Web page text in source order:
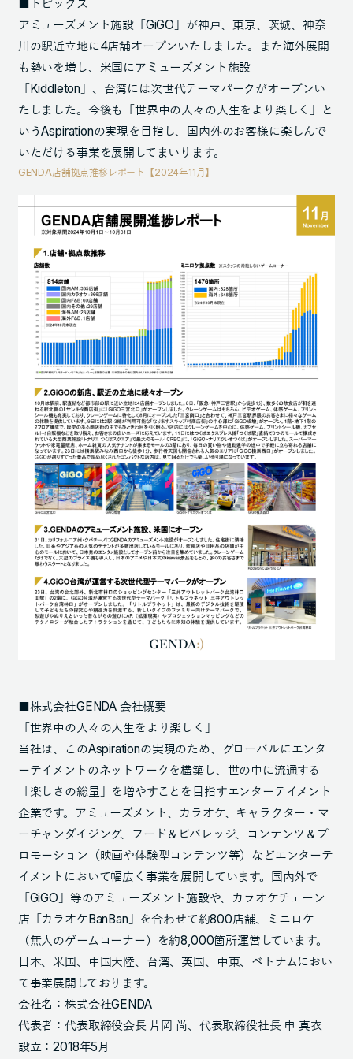
■トピックス
アミューズメント施設「GiGO」が神戸、東京、茨城、神奈
川の駅近立地に4店舗オープンいたしました。また海外展開
も勢いを増し、米国にアミューズメント施設
「Kiddleton」、台湾には次世代テーマパークがオープンい
たしました。今後も「世界中の人々の人生をより楽しく」と
いうAspirationの実現を目指し、国内外のお客様に楽しんで
いただける事業を展開してまいります。
GENDA店舗拠点推移レポート【2024年11月】
■株式会社GENDA 会社概要
「世界中の人々の人生をより楽しく」
当社は、このAspirationの実現のため、グローバルにエンタ
ーテイメントのネットワークを構築し、世の中に流通する
「楽しさの総量」を増やすことを目指すエンターテイメント
企業です。アミューズメント、カラオケ、キャラクター・マ
ーチャンダイジング、フード＆ビバレッジ、コンテンツ＆プ
ロモーション（映画や体験型コンテンツ等）などエンターテ
イメントにおいて幅広く事業を展開しています。国内外で
「GiGO」等のアミューズメント施設や、カラオケチェーン
店「カラオケBanBan」を合わせて約800店舗、ミニロケ
（無人のゲームコーナー）を約8,000箇所運営しています。
日本、米国、中国大陸、台湾、英国、中東、ベトナムにおい
て事業展開しております。
会社名：株式会社GENDA
代表者：代表取締役会長 片岡 尚、代表取締役社長 申 真衣
設立：2018年5月